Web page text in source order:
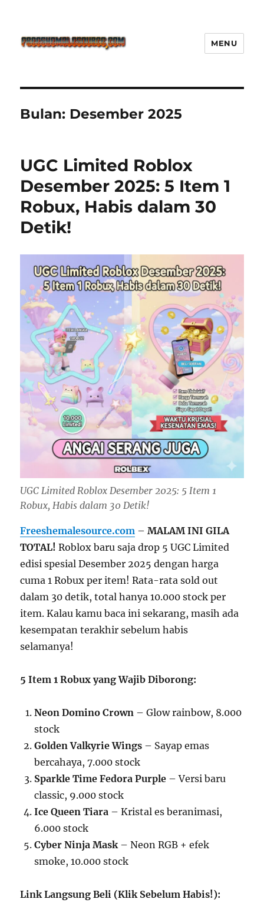
Defense Main Game Ini Pasti
Ketagihan!
MENU
Bulan: Desember 2025
UGC Limited Roblox
Desember 2025: 5 Item 1
Robux, Habis dalam 30
Detik!
UGC Limited Roblox Desember 2025: 5 Item 1
Robux, Habis dalam 30 Detik!
Freeshemalesource.com –MALAM INI GILA
TOTAL! Roblox baru saja drop 5 UGC Limited
edisi spesial Desember 2025 dengan harga
cuma 1 Robux per item! Rata-rata sold out
dalam 30 detik, total hanya 10.000 stock per
item. Kalau kamu baca ini sekarang, masih ada
kesempatan terakhir sebelum habis
selamanya!
5 Item 1 Robux yang Wajib Diborong:
Neon Domino Crown – Glow rainbow, 8.000
stock
Golden Valkyrie Wings – Sayap emas
bercahaya, 7.000 stock
Sparkle Time Fedora Purple – Versi baru
classic, 9.000 stock
Ice Queen Tiara – Kristal es beranimasi,
6.000 stock
Cyber Ninja Mask – Neon RGB + efek
smoke, 10.000 stock
Link Langsung Beli (Klik Sebelum Habis!):